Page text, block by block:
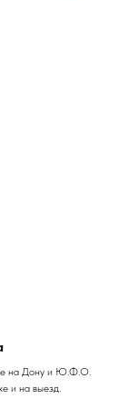
на Дону и Ю.Ф.О.
и на выезд.